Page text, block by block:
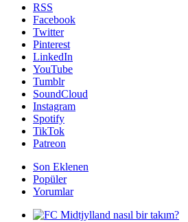
RSS
Facebook
Twitter
Pinterest
LinkedIn
YouTube
Tumblr
SoundCloud
Instagram
Spotify
TikTok
Patreon
Son Eklenen
Popüler
Yorumlar